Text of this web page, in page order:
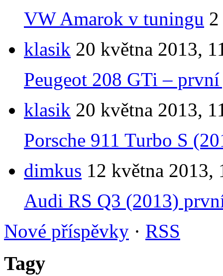
VW Amarok v tuningu 2
klasik 20 května 2013,
Peugeot 208 GTi –
klasik 20 května 2013,
Porsche 911 Turbo S
dimkus 12 května 2013,
Audi RS Q3 (2013)
Nové příspěvky · RSS
Tagy